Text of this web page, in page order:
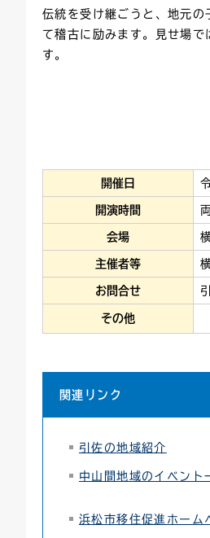
伝統を受け継ごうと、地元
て稽古に励みます。見せ場
す。
開催日
開演時間
会場
主催者等
お問合せ
その他
関連リンク
引佐の地域紹介
中山間地域のイベント
浜松市移住促進ホーム